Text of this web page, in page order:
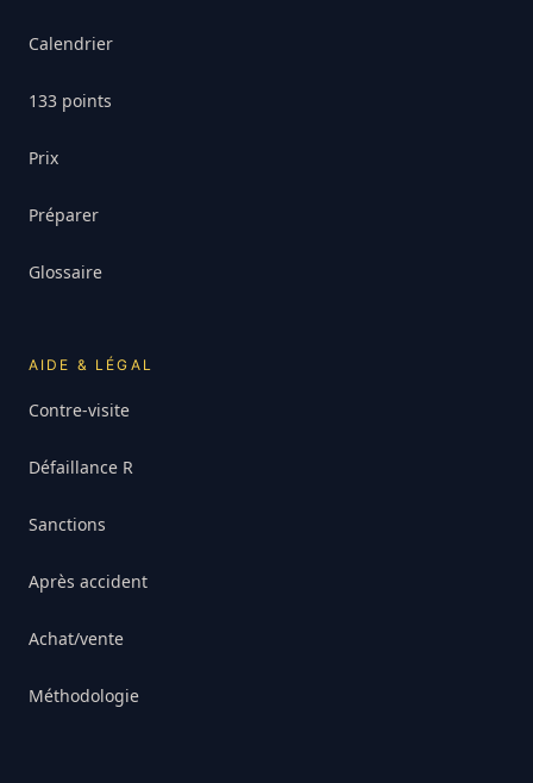
Calendrier
133 points
Prix
Préparer
Glossaire
AIDE & LÉGAL
Contre-visite
Défaillance R
Sanctions
Après accident
Achat/vente
Méthodologie